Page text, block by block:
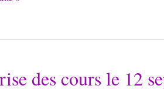
des cours le 12